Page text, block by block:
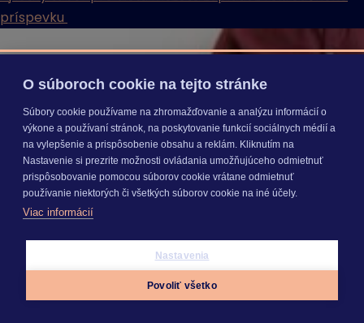
príspevku
O súboroch cookie na tejto stránke
Súbory cookie používame na zhromažďovanie a analýzu informácií o
výkone a používaní stránok, na poskytovanie funkcií sociálnych médií a
na vylepšenie a prispôsobenie obsahu a reklám. Kliknutím na
Nastavenie si prezrite možnosti ovládania umožňujúceho odmietnuť
prispôsobovanie pomocou súborov cookie vrátane odmietnuť
používanie niektorých či všetkých súborov cookie na iné účely.
Viac informácií
Nastavenia
Povoliť všetko